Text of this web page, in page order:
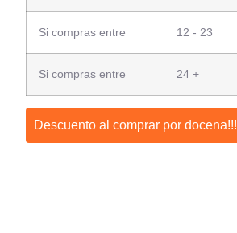
Si compras entre 12 - 23
Si compras entre 24 +
Descuento al comprar por docena!!!